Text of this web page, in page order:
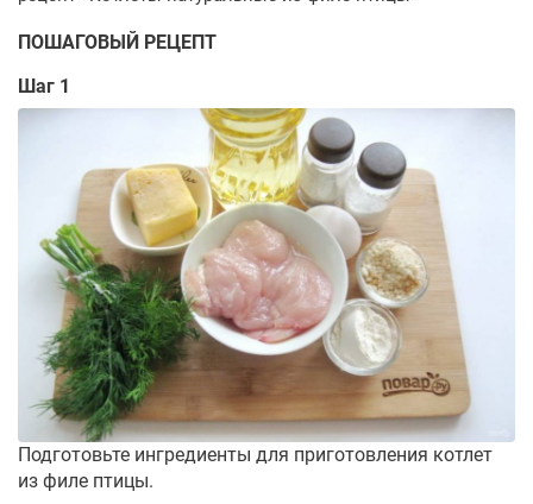
ПОШАГОВЫЙ РЕЦЕПТ
Шаг 1
Подготовьте ингредиенты для приготовления котлет
из филе птицы.